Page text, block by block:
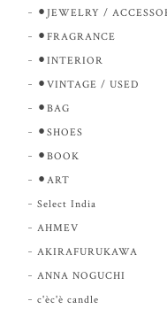
⚫︎JEWELRY /
⚫︎FRAGRANCE
⚫︎INTERIOR
⚫︎VINTAGE / USED
⚫︎BAG
⚫︎SHOES
⚫︎BOOK
⚫︎ART
Select India
AHMEV
AKIRAFURUKAWA
ANNA NOGUCHI
c'èc'è candle